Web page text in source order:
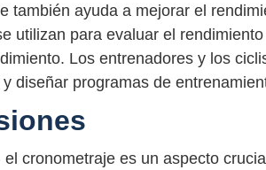
también ayuda a mejorar el
utilizan para evaluar el
Los entrenadores y los
diseñar programas de
el cronometraje es un aspecto